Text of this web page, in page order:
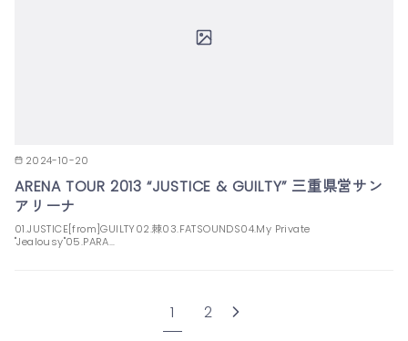
2024-10-20
ARENA TOUR 2013 “JUSTICE & GUILTY” 三重県営サン
アリーナ
01.JUSTICE[from]GUILTY02.棘03.FATSOUNDS04.My Private
"Jealousy"05.PARA…
1 2